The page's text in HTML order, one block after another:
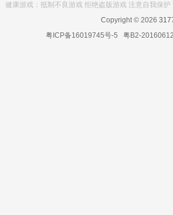
健康游戏：抵制不良游戏 拒绝盗版游戏 注意自我保
Copyright © 2026
粤ICP备16019745号-5 粤B2-